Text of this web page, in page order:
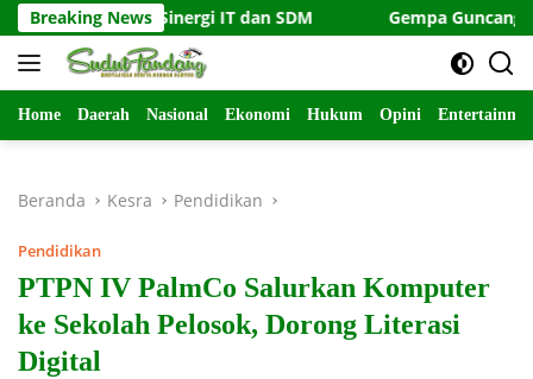
Langsung
ke
konten
Breaking News
Tapi Sinergi IT dan SDM Gempa Guncang Barat Daya
Home Daerah Nasional Ekonomi Hukum Opini
Beranda Kesra Pendidikan
Pendidikan
PTPN IV PalmCo Salurkan Komputer
ke Sekolah Pelosok, Dorong Literasi
Digital